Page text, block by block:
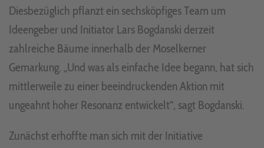
Diesbezüglich pflanzt ein sechsköpfiges Team um
Ideengeber und Initiator Lars Bogdanski derzeit
zahlreiche Bäume innerhalb der Moselkerner
Gemarkung. „Und was als einfache Idee begann, hat sich
mittlerweile zu einer beeindruckenden Aktion mit
ungeahnt hoher Resonanz entwickelt“, sagt Bogdanski.
Zunächst erhoffte man sich mit der Initiative